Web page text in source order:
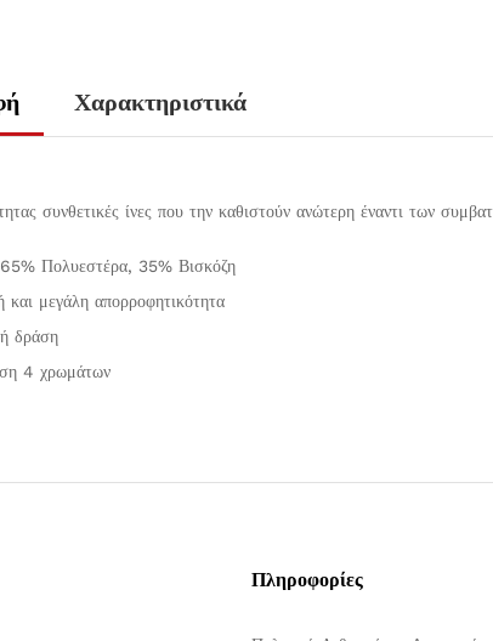
Χαρακτηριστικά
συνθετικές ίνες που την καθιστούν ανώτερη έναντι των
Πολυεστέρα, 35% Βισκόζη
μεγάλη απορροφητικότητα
δράση
4 χρωμάτων
Πληροφορίες